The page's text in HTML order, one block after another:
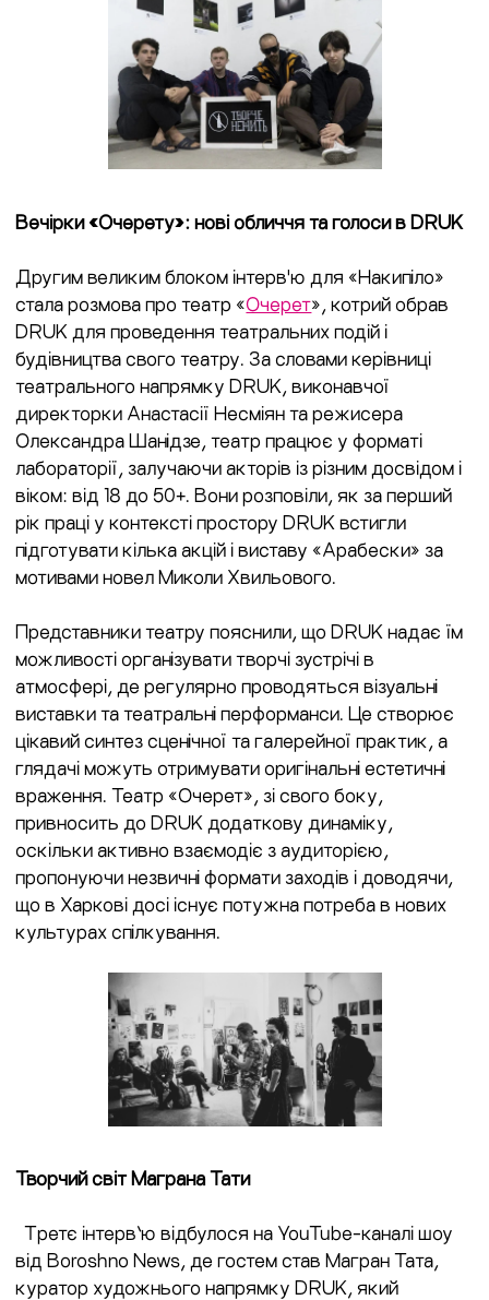
Вечірки «Очерету»: нові обличчя та голоси в DRUK
Другим великим блоком інтерв'ю для «Накипіло»
стала розмова про театр «Очерет», котрий обрав
DRUK для проведення театральних подій і
будівництва свого театру. За словами керівниці
театрального напрямку DRUK, виконавчої
директорки Анастасії Несміян та режисера
Олександра Шанідзе, театр працює у форматі
лабораторії, залучаючи акторів із різним досвідом і
віком: від 18 до 50+. Вони розповіли, як за перший
рік праці у контексті простору DRUK встигли
підготувати кілька акцій і виставу «Арабески» за
мотивами новел Миколи Хвильового.
Представники театру пояснили, що DRUK надає їм
можливості організувати творчі зустрічі в
атмосфері, де регулярно проводяться візуальні
виставки та театральні перформанси. Це створює
цікавий синтез сценічної та галерейної практик, а
глядачі можуть отримувати оригінальні естетичні
враження. Театр «Очерет», зі свого боку,
привносить до DRUK додаткову динаміку,
оскільки активно взаємодіє з аудиторією,
пропонуючи незвичні формати заходів і доводячи,
що в Харкові досі існує потужна потреба в нових
культурах спілкування.
Творчий світ Маграна Тати
Третє інтерв’ю відбулося на YouTube-каналі шоу
від Boroshno News, де гостем став Магран Тата,
куратор художнього напрямку DRUK, який